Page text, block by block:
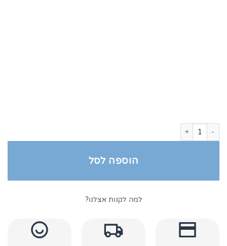
כמות של מגבות כלה מהודר
הוספה לסל
למה לקנות אצלנו?